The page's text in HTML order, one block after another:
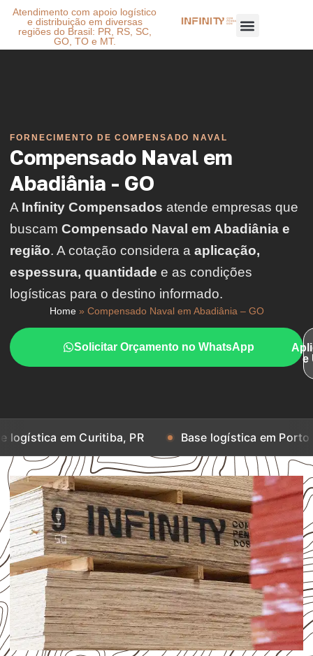
Atendimento com apoio logístico
e distribuição em diversas
regiões do Brasil: PR, RS, SC,
GO, TO e MT.
FORNECIMENTO DE COMPENSADO NAVAL
Compensado Naval em
Abadiânia - GO
A Infinity Compensados atende empresas que
buscam Compensado Naval em Abadiânia e
região. A cotação considera a aplicação,
espessura, quantidade e as condições
logísticas para o destino informado.
Home» Compensado Naval em Abadiânia – GO
Solicitar Orçamento no WhatsApp
e
Curitiba, PR Base logística em Porto Alegre, RS